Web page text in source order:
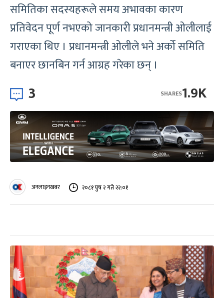
समितिका सदस्यहरूले समय अभावका कारण
प्रतिवेदन पूर्ण नभएको जानकारी प्रधानमन्त्री ओलीलाई
गराएका थिए । प्रधानमन्त्री ओलीले भने अर्को समिति
बनाएर छानबिन गर्न आग्रह गरेका छन् ।
3 1.9K
SHARES
अनलाइनखबर २०८१ पुष २ गते २२:०१